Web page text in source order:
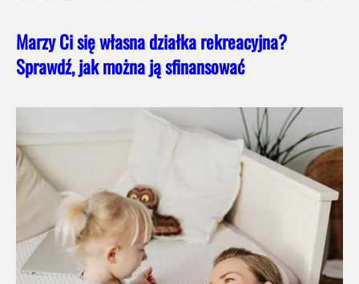
Marzy Ci się własna działka rekreacyjna?
Sprawdź, jak można ją sfinansować